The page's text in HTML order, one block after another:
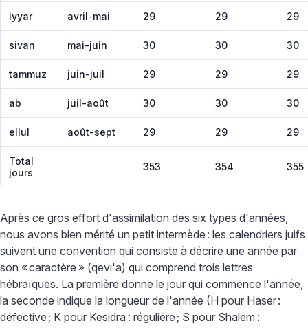
iyyar avril-mai 29 29 29
sivan mai-juin 30 30 30
tammuz juin-juil 29 29 29
ab juil-août 30 30 30
ellul août-sept 29 29 29
Total
jours
353 354 355
Après ce gros effort d'assimilation des six types d'années,
nous avons bien mérité un petit intermède : les calendriers juifs
suivent une convention qui consiste à décrire une année par
son «caractère » (qevi'a) qui comprend trois lettres
hébraïques. La première donne le jour qui commence l'année,
la seconde indique la longueur de l'année (H pour Haser:
défective ; K pour Kesidra : régulière ; S pour Shalem :